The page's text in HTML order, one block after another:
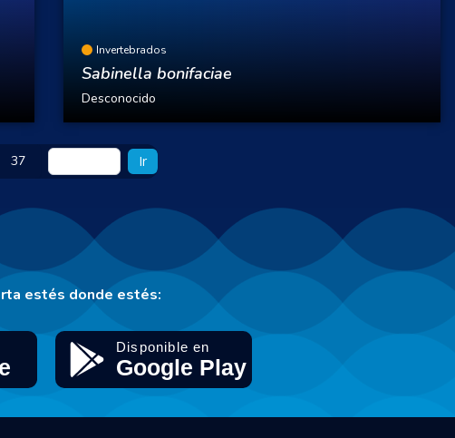
Invertebrados
Sabinella bonifaciae
Desconocido
37 Ir
estés donde estés: